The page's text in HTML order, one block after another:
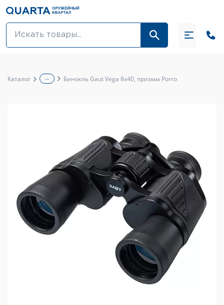
Оптовикам
Средства для ухода за оружием
Тюнинг оружия и ЗИП
Обувь
Тактическое снаряжение
Высокоточная стрельба
Каталог ... Бинокль Gaut Vega 8x40, призмы Porro